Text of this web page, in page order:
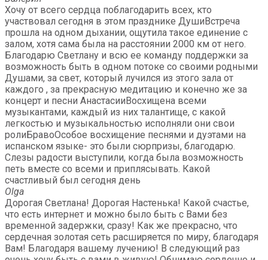
Хочу от всего сердца поблагодарить всех, кто
участвовал сегодня в этом празднике ДушиВстреча
прошла на одном дыхании, ощутила такое единение с
залом, хотя сама была на расстоянии 2000 км от него.
Благодарю Светлану и всю ее команду поддержки за
возможность быть в одном потоке со своими родными
Душами, за свет, который лучился из этого зала от
каждого , за прекрасную медитацию и конечно же за
концерт и песни АнастасииВосхищена всеми
музыкантами, каждый из них талантище, с какой
легкостью и музыкальностью исполняли они свои
ролиБравоОсобое восхищение песнями и дуэтами на
испанском языке- это были сюрпризы, благодарю.
Слезы радости выступили, когда была возможность
петь вместе со всеми и приплясывать. Какой
счастливый был сегодня день
Olga
Дорогая Светлана! Дорогая Настенька! Какой счастье,
что есть интернет и можно было быть с Вами без
временной задержки, сразу! Как же прекрасно, что
сердечная золотая сеть расширяется по миру, благодаря
Вам! Благодаря вашему лучению! В следующий раз